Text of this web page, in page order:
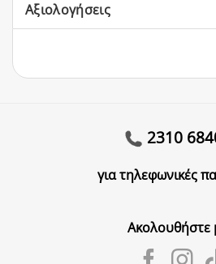
Αξιολογήσεις
2310
για τηλεφωνικές
Ακολουθήστε